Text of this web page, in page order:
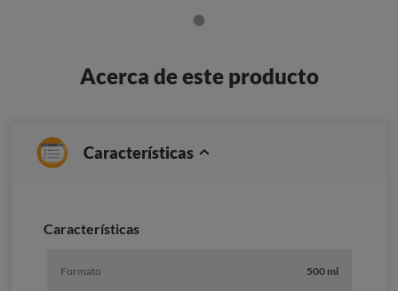
Acerca de este producto
Características
Caracterí­sticas
Formato 500 ml